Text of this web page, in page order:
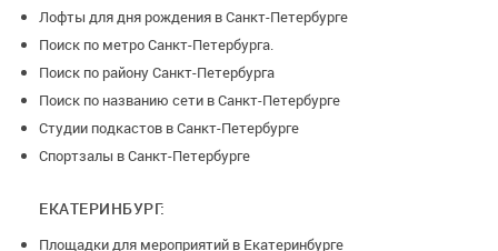
Лофты для дня рождения в Санкт-Петербурге
Поиск по метро Санкт-Петербурга.
Поиск по району Санкт-Петербурга
Поиск по названию сети в Санкт-Петербурге
Студии подкастов в Санкт-Петербурге
Спортзалы в Санкт-Петербурге
ЕКАТЕРИНБУРГ:
Площадки для мероприятий в Екатеринбурге